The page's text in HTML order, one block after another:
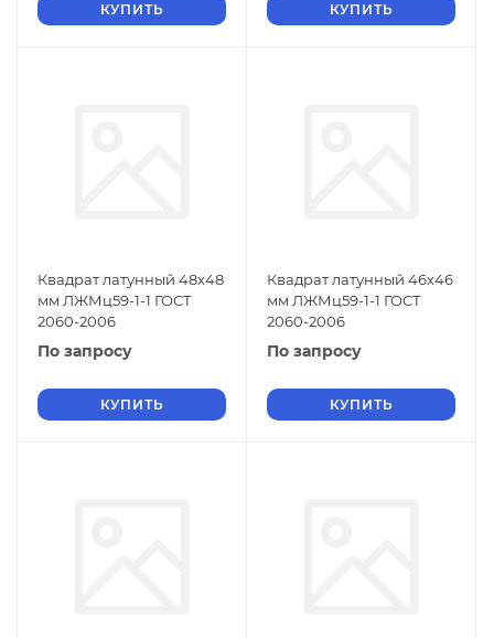
КУПИТЬ КУПИТЬ
Квадрат латунный 48х48
мм ЛЖМц59-1-1 ГОСТ
2060-2006
По запросу
КУПИТЬ
Квадрат латунный 46х46
мм ЛЖМц59-1-1 ГОСТ
2060-2006
По запросу
КУПИТЬ